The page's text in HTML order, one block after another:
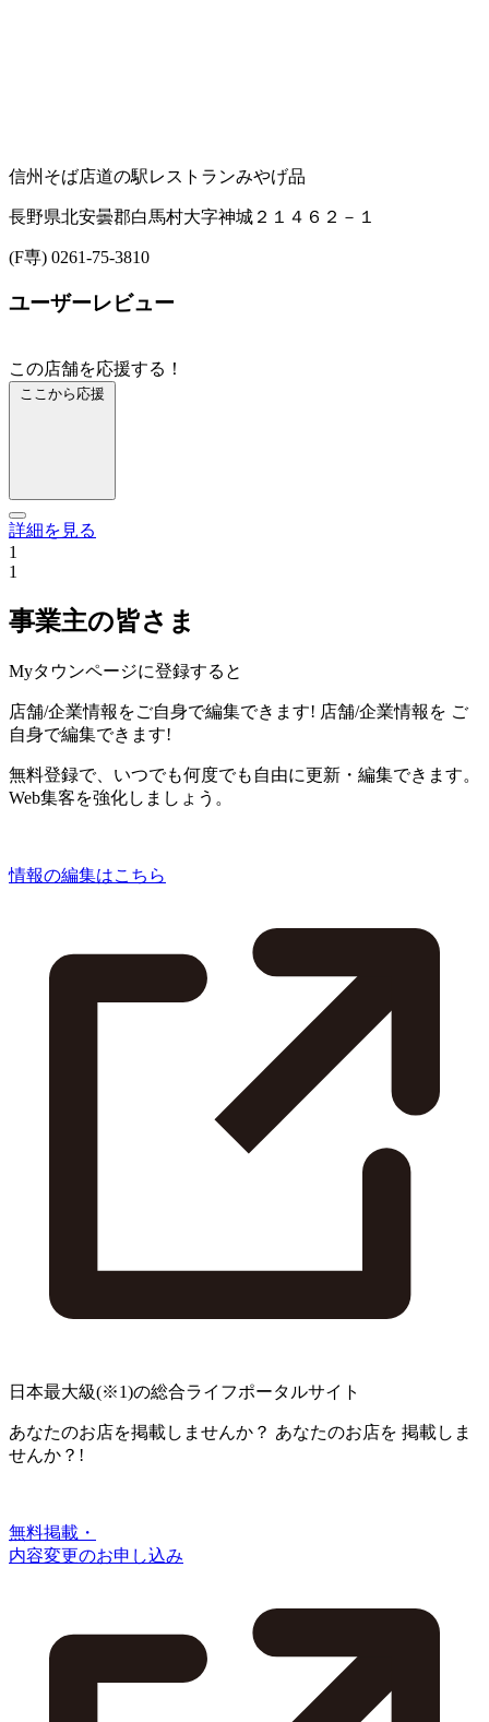
信州そば店道の駅レストランみやげ品
長野県北安曇郡白馬村大字神城２１４６２－１
(F専) 0261-75-3810
ユーザーレビュー
この店舗を応援する！
ここから応援
詳細を見る
1
1
事業主の皆さま
Myタウンページに登録すると
店舗/企業情報をご自身で編集できます! 店舗/企業情報を ご
自身で編集できます!
無料登録で、いつでも何度でも自由に更新・編集できます。
Web集客を強化しましょう。
情報の編集はこちら
日本最大級(※1)の総合ライフポータルサイト
あなたのお店を掲載しませんか？ あなたのお店を 掲載しま
せんか？!
無料掲載・
内容変更のお申し込み